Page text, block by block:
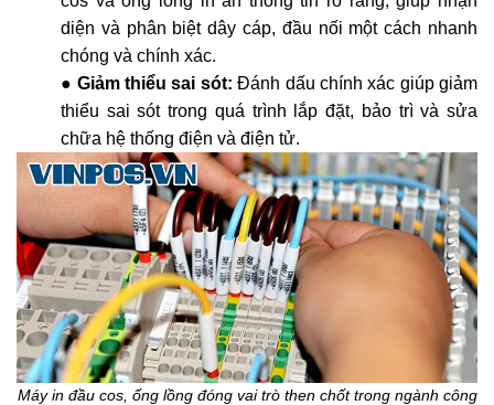
diện và phân biệt dây cáp, đầu nối một cách nhanh
chóng và chính xác.
● Giảm thiểu sai sót: Đánh dấu chính xác giúp giảm
thiểu sai sót trong quá trình lắp đặt, bảo trì và sửa
chữa hệ thống điện và điện tử.
Máy in đầu cos, ống lồng đóng vai trò then chốt trong ngành công